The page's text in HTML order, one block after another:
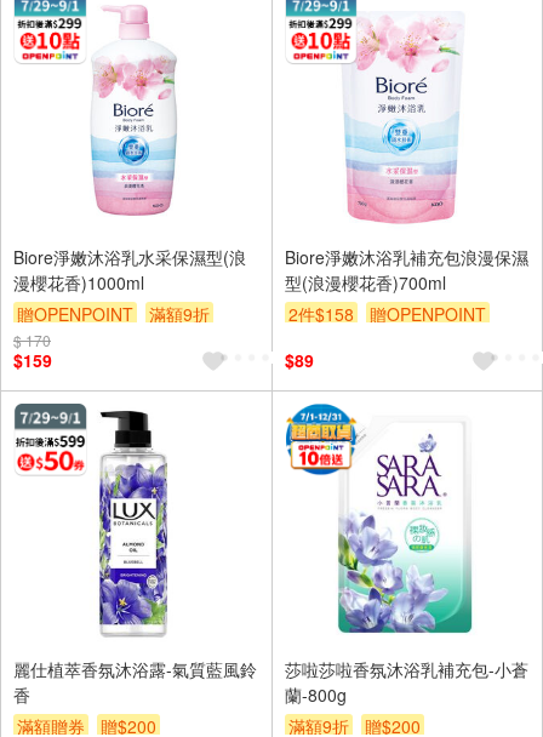
Biore淨嫩沐浴乳水采保濕型(浪
漫櫻花香)1000ml
贈OPENPOINT
滿額9折
贈$200
$ 170
$159
Biore淨嫩沐浴乳補充包浪漫保濕
型(浪漫櫻花香)700ml
2件$158
贈OPENPOINT
$89
麗仕植萃香氛沐浴露-氣質藍風鈴
香
滿額贈券
贈$200
莎啦莎啦香氛沐浴乳補充包-小蒼
蘭-800g
滿額9折
贈$200